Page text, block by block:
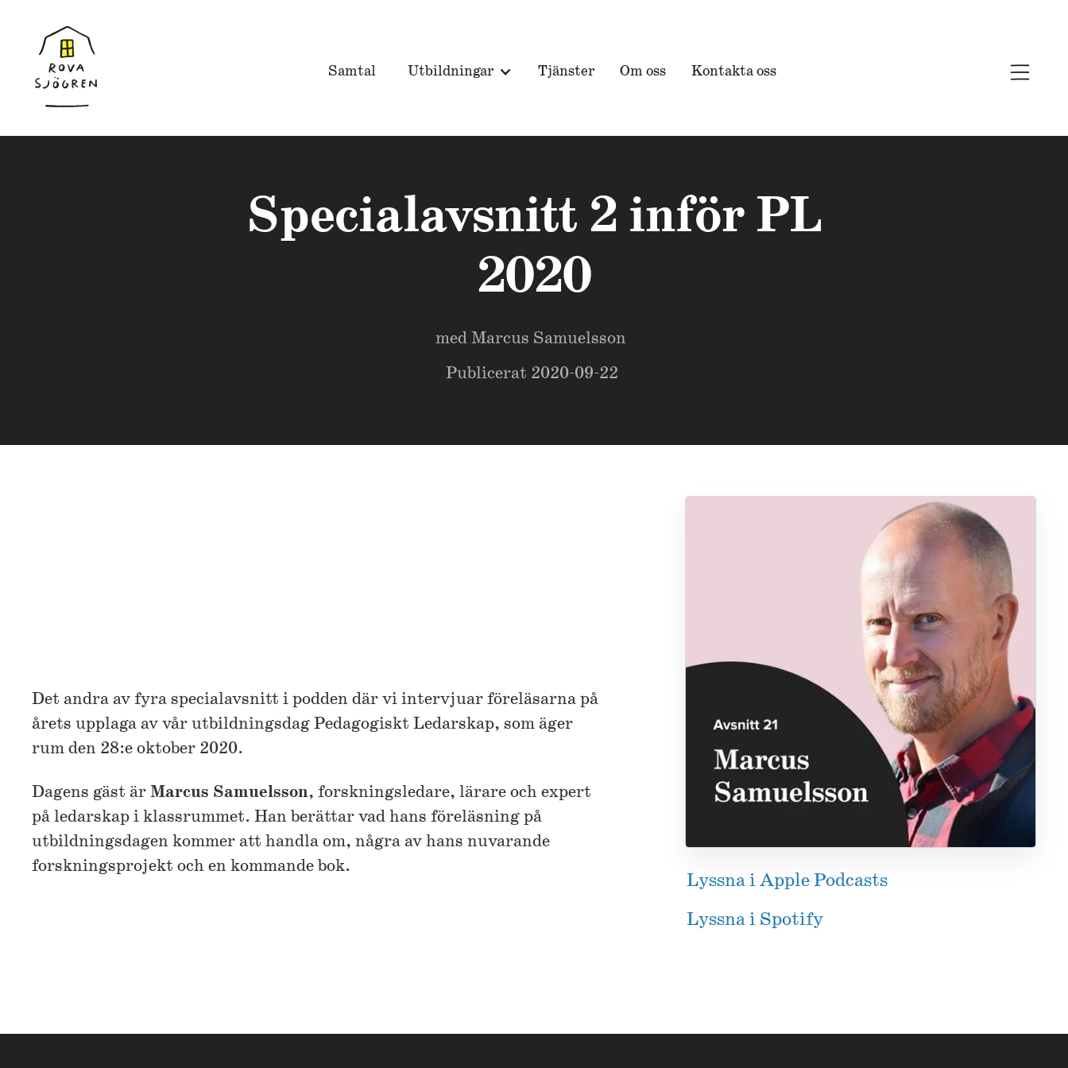
Samtal Utbildningar Tjänster Om oss Kontakta oss
Specialavsnitt 2 inför PL
2020
medMarcus Samuelsson
Publicerat 2020-09-22
Det andra av fyra specialavsnitt i podden där vi intervjuar föreläsarna på
årets upplaga av vår utbildningsdag Pedagogiskt Ledarskap, som äger
rum den 28:e oktober 2020.
Dagens gäst ärMarcus Samuelsson, forskningsledare, lärare och expert
på ledarskap i klassrummet. Han berättar vad hans föreläsning på
utbildningsdagen kommer att handla om, några av hans nuvarande
forskningsprojekt och en kommande bok.
Lyssna i Apple Podcasts
Lyssna i Spotify